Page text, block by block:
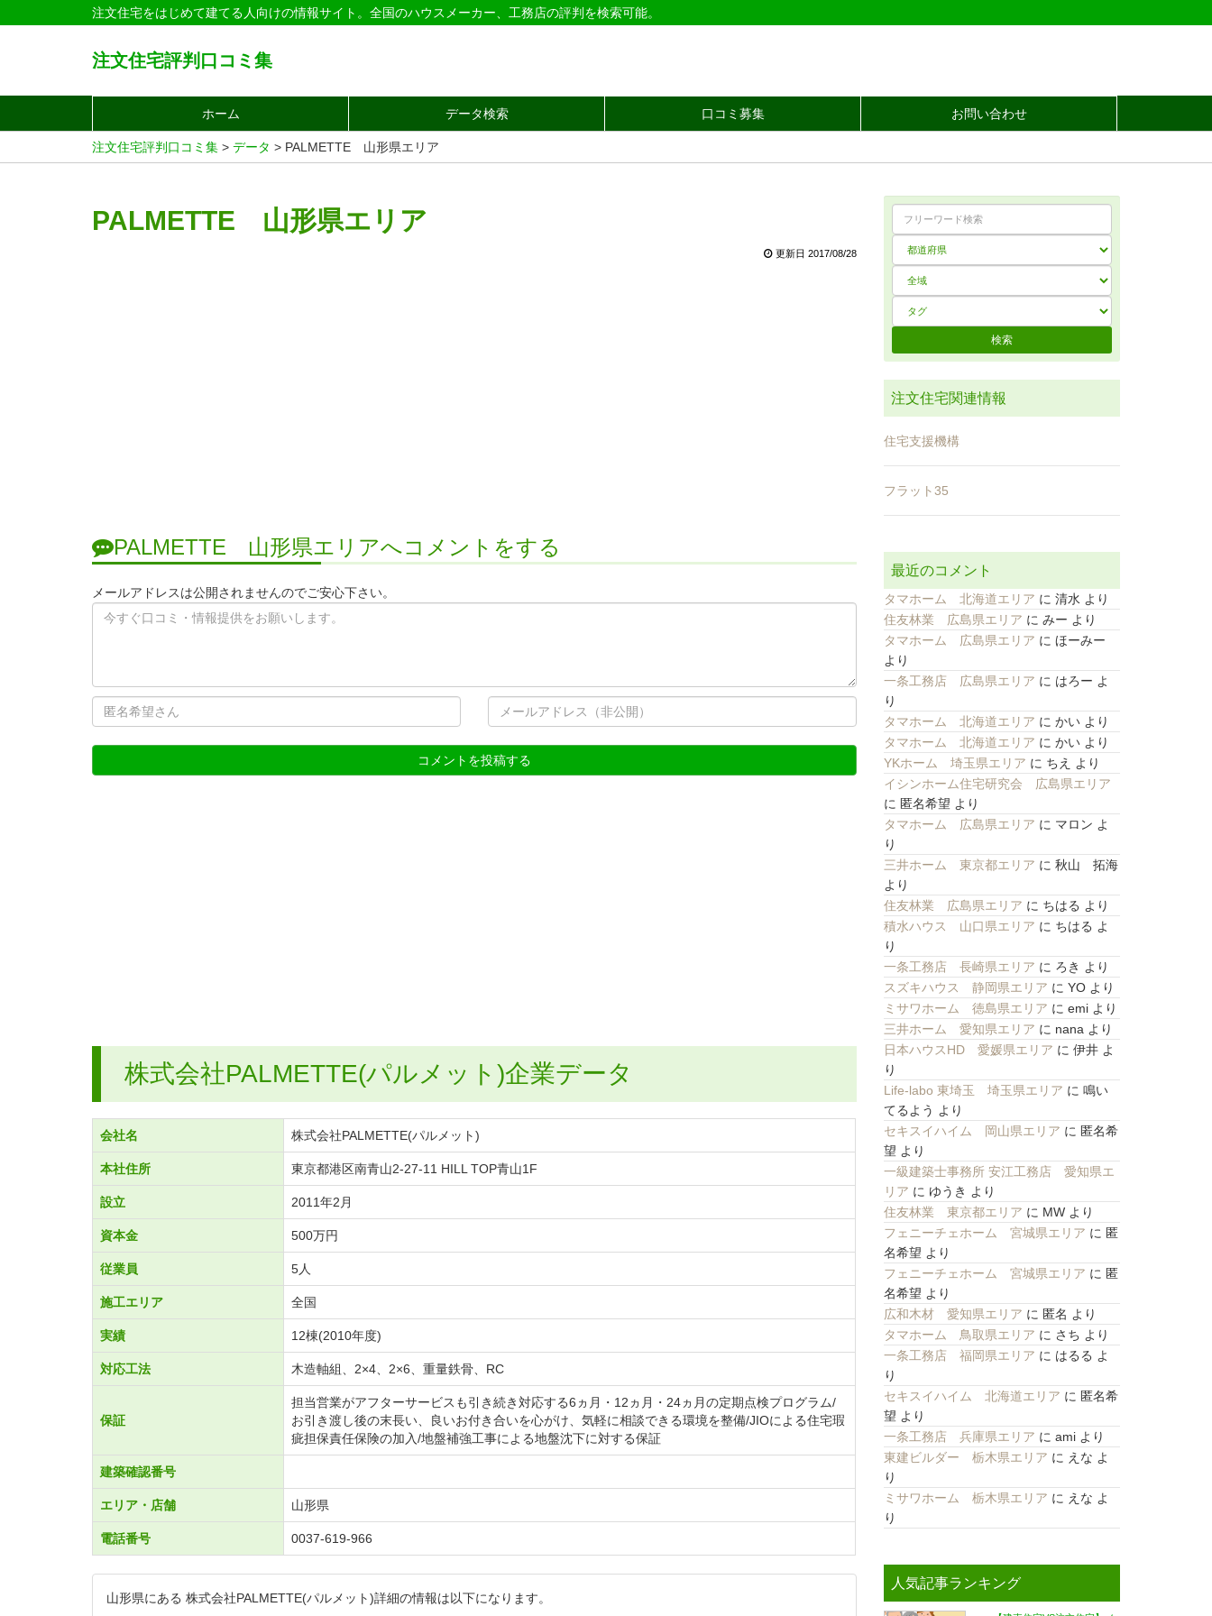
注文住宅をはじめて建てる人向けの情報サイト。全国のハウスメーカー、工務店の評判を検索可能。
注文住宅評判口コミ集
ホーム データ検索 口コミ募集 お問い合わせ
注文住宅評判口コミ集 > データ > PALMETTE 山形県エリア
PALMETTE 山形県エリア
更新日 2017/08/28
PALMETTE 山形県エリアへコメントをする
メールアドレスは公開されませんのでご安心下さい。
株式会社PALMETTE(パルメット)企業データ
会社名 株式会社PALMETTE(パルメット)
本社住所 東京都港区南青山2-27-11 HILL TOP青山1F
設立 2011年2月
資本金 500万円
従業員 5人
施工エリア 全国
実績 12棟(2010年度)
対応工法 木造軸組、2×4、2×6、重量鉄骨、RC
保証
担当営業がアフターサービスも引き続き対応する6ヵ月・12ヵ月・24ヵ月の定期点検プログラム/
お引き渡し後の末長い、良いお付き合いを心がけ、気軽に相談できる環境を整備/JIOによる住宅瑕
疵担保責任保険の加入/地盤補強工事による地盤沈下に対する保証
建築確認番号
エリア・店舗 山形県
電話番号 0037-619-966
山形県にある 株式会社PALMETTE(パルメット)詳細の情報は以下になります。
注文住宅関連情報
住宅支援機構
フラット35
最近のコメント
タマホーム 北海道エリア に 清水 より
住友林業 広島県エリア に みー より
タマホーム 広島県エリア に ほーみー
より
一条工務店 広島県エリア に はろー よ
り
タマホーム 北海道エリア に かいより
タマホーム 北海道エリア に かいより
YKホーム 埼玉県エリア に ちえ
より
イシンホーム住宅研究会 広島県エリア
に 匿名希望 より
タマホーム 広島県エリア に マロン よ
り
三井ホーム 東京都エリア に 秋山 拓海
より
住友林業 広島県エリア に ちはる より
積水ハウス 山口県エリア に ちはる よ
り
一条工務店 長崎県エリア に ろき より
スズキハウス 静岡県エリア に YOより
ミサワホーム 徳島県エリア に emiより
三井ホーム 愛知県エリア に nana より
日本ハウスHD 愛媛県エリア に 伊井よ
り
Life-labo 東埼玉 埼玉県エリア に 鳴い
てるよう より
セキスイハイム 岡山県エリア に 匿名希
望 より
一級建築士事務所 安江工務店 愛知県エ
リア に ゆうき より
住友林業 東京都エリア に MWより
フェニーチェホーム 宮城県エリア に 匿
名希望 より
フェニーチェホーム 宮城県エリア に 匿
名希望 より
広和木材 愛知県エリア に 匿名 より
タマホーム 鳥取県エリア に さち より
一条工務店 福岡県エリア に はるる よ
り
セキスイハイム 北海道エリア に 匿名希
望 より
一条工務店 兵庫県エリア に amiより
東建ビルダー 栃木県エリア に えな よ
り
ミサワホーム 栃木県エリア に えな よ
り
人気記事ランキング